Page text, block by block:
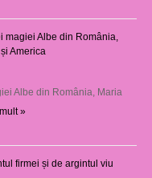
magiei Albe din România,
America
Albe din România, Maria
»
firmei și de argintul viu